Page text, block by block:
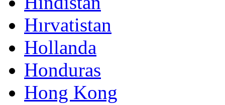
Hırvatistan
Hollanda
Honduras
Hong Kong